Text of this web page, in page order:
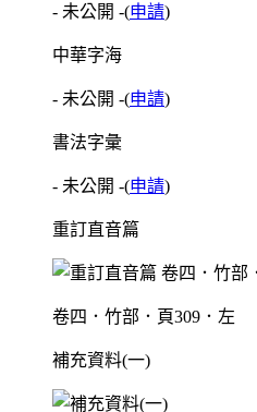
- 未公開 -(申請)
中華字海
- 未公開 -(申請)
書法字彙
- 未公開 -(申請)
重訂直音篇
卷四．竹部．頁309．左
補充資料(一)